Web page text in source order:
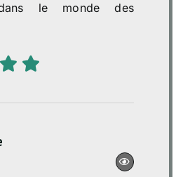
le monde des